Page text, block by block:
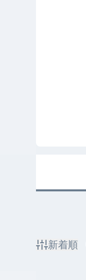
新着順